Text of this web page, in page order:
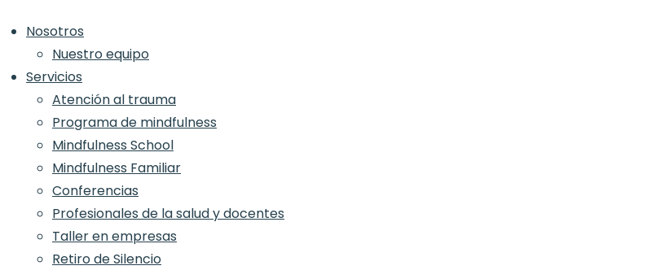
Nosotros
Nuestro equipo
Servicios
Atención al trauma
Programa de mindfulness
Mindfulness School
Mindfulness Familiar
Conferencias
Profesionales de la salud y docentes
Taller en empresas
Retiro de Silencio